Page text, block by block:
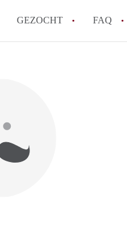
GEZOCHT FAQ
is de privacyverklaring van
AppartementEnschede